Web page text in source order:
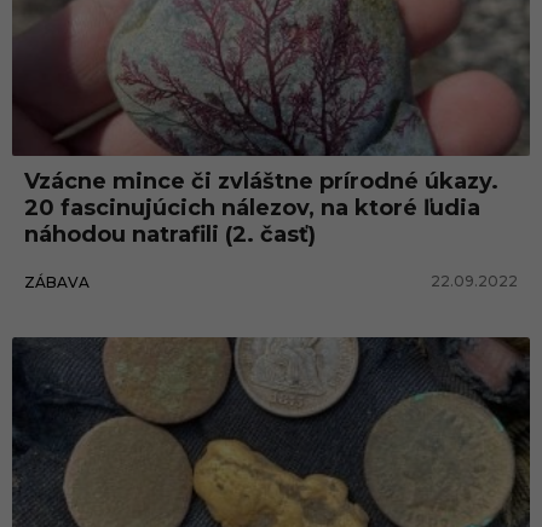
Vzácne mince či zvláštne prírodné úkazy.
20 fascinujúcich nálezov, na ktoré ľudia
náhodou natrafili (2. časť)
ZÁBAVA 22.09.2022